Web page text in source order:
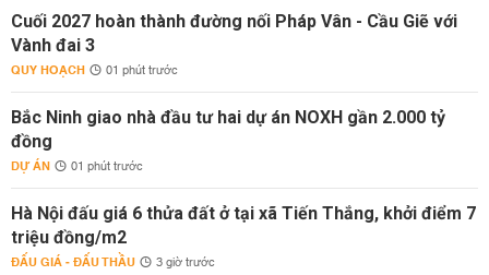
Cuối 2027 hoàn thành đường nối Pháp Vân - Cầu Giẽ với
Vành đai 3
QUY HOẠCH 01 phút trước
Bắc Ninh giao nhà đầu tư hai dự án NOXH gần 2.000 tỷ
đồng
DỰ ÁN 01 phút trước
Hà Nội đấu giá 6 thửa đất ở tại xã Tiến Thắng, khởi điểm 7
triệu đồng/m2
ĐẤU GIÁ - ĐẤU THẦU 3 giờ trước